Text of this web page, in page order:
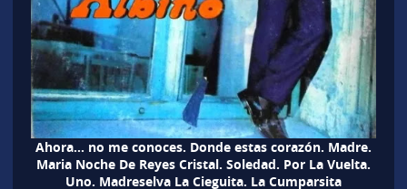
Ahora… no me conoces. Donde estas corazón. Madre.
Maria Noche De Reyes Cristal. Soledad. Por La Vuelta.
Uno. Madreselva La Cieguita. La Cumparsita